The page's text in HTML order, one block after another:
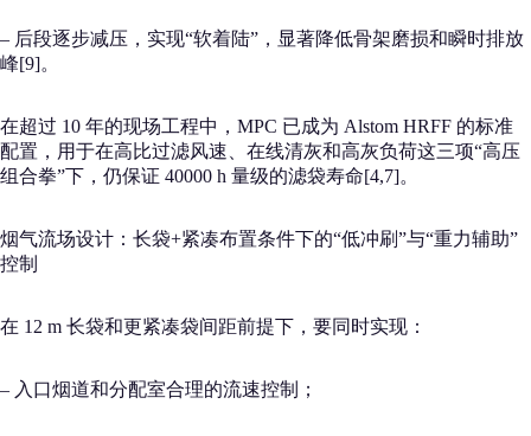
– 后段逐步减压，实现“软着陆”，显著降低骨架磨损和瞬时排放
峰[9]。
在超过 10 年的现场工程中，MPC 已成为 Alstom HRFF 的标准
配置，用于在高比过滤风速、在线清灰和高灰负荷这三项“高压
组合拳”下，仍保证 40000 h 量级的滤袋寿命[4,7]。
烟气流场设计：长袋+紧凑布置条件下的“低冲刷”与“重力辅助”
控制
在 12 m 长袋和更紧凑袋间距前提下，要同时实现：
– 入口烟道和分配室合理的流速控制；